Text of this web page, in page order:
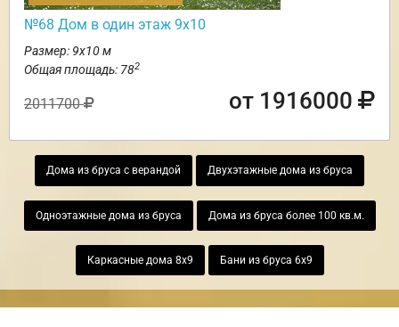
№68 Дом в один этаж 9х10
Размер: 9х10 м
Общая площадь: 782
2011700 от 1916000
Дома из бруса с верандой Двухэтажные дома из бруса
Одноэтажные дома из бруса Дома из бруса более 100 кв.м.
Каркасные дома 8х9 Бани из бруса 6х9